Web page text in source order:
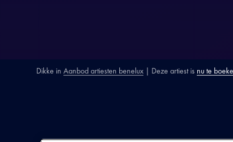
Dikke in Aanbod artiesten benelux | Deze artiest is nu te